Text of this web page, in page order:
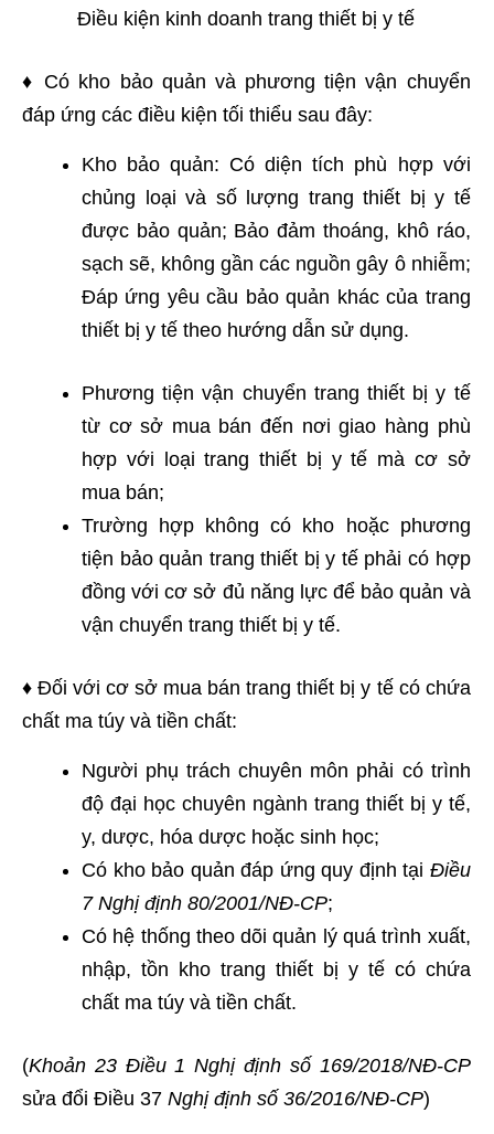
Điều kiện kinh doanh trang thiết bị y tế
♦ Có kho bảo quản và phương tiện vận chuyển
đáp ứng các điều kiện tối thiểu sau đây:
Kho bảo quản: Có diện tích phù hợp với
chủng loại và số lượng trang thiết bị y tế
được bảo quản; Bảo đảm thoáng, khô ráo,
sạch sẽ, không gần các nguồn gây ô nhiễm;
Đáp ứng yêu cầu bảo quản khác của trang
thiết bị y tế theo hướng dẫn sử dụng.
Phương tiện vận chuyển trang thiết bị y tế
từ cơ sở mua bán đến nơi giao hàng phù
hợp với loại trang thiết bị y tế mà cơ sở
mua bán;
Trường hợp không có kho hoặc phương
tiện bảo quản trang thiết bị y tế phải có hợp
đồng với cơ sở đủ năng lực để bảo quản và
vận chuyển trang thiết bị y tế.
♦ Đối với cơ sở mua bán trang thiết bị y tế có chứa
chất ma túy và tiền chất:
Người phụ trách chuyên môn phải có trình
độ đại học chuyên ngành trang thiết bị y tế,
y, dược, hóa dược hoặc sinh học;
Có kho bảo quản đáp ứng quy định tại Điều
7 Nghị định 80/2001/NĐ-CP;
Có hệ thống theo dõi quản lý quá trình xuất,
nhập, tồn kho trang thiết bị y tế có chứa
chất ma túy và tiền chất.
(Khoản 23 Điều 1 Nghị định số 169/2018/NĐ-CP
sửa đổi Điều 37 Nghị định số 36/2016/NĐ-CP)